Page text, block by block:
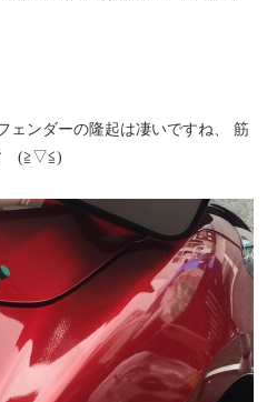
ェンダーの隆起は凄いですね、 筋
(≧▽≦)